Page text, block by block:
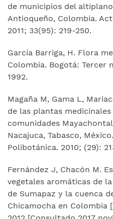
de municipios del
Antioqueño, Colombia.
2011; 33(95): 219-250.
García Barriga, H. Flora
Colombia. Bogotá: Tercer
1992.
Magaña M, Gama L,
de las plantas medicinales
comunidades
Nacajuca, Tabasco, México.
Polibotánica. 2010; (29):
Fernández J, Chacón M.
vegetales aromáticas de
de Sumapaz y la cuenca
Chicamocha en Colombia